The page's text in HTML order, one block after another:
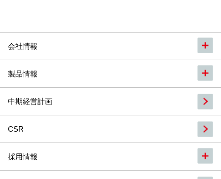
会社情報
製品情報
中期経営計画
CSR
採用情報